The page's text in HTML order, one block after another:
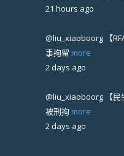
21 hours ago
@liu_xiaoboorg 【
事拘留 more
2 days ago
@liu_xiaoboorg 【
被刑拘 more
2 days ago